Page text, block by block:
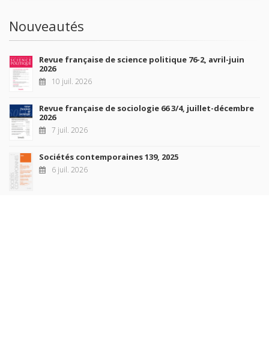
Nouveautés
Revue française de science politique 76-2, avril-juin
2026
10 juil. 2026
Revue française de sociologie 66 3/4, juillet-décembre
2026
7 juil. 2026
Sociétés contemporaines 139, 2025
6 juil. 2026